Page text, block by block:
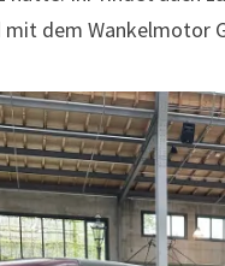
dem Wankelmotor